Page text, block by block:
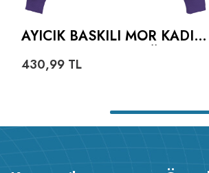
AYICIK BASKILI MOR KADIN
SWEATSHIRT
430,99 TL